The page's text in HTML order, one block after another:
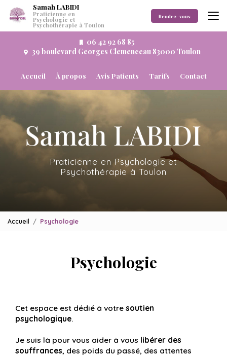
Aller
06 42 92 68 85
39 boulevard Georges Clemenceau 83000 Toulon
Accueil À propos Avis Patients Tarifs Contact
Samah LABIDI
Praticienne en
Psychologie et
Psychothérapie à Toulon
Rendez-vous
Praticienne en Psychologie et
Psychothérapie à Toulon
Accueil Psychologie
Psychologie
Cet espace est dédié à votre soutien
psychologique.
Je suis là pour vous aider à vous libérer des
souffrances, des poids du passé, des attentes